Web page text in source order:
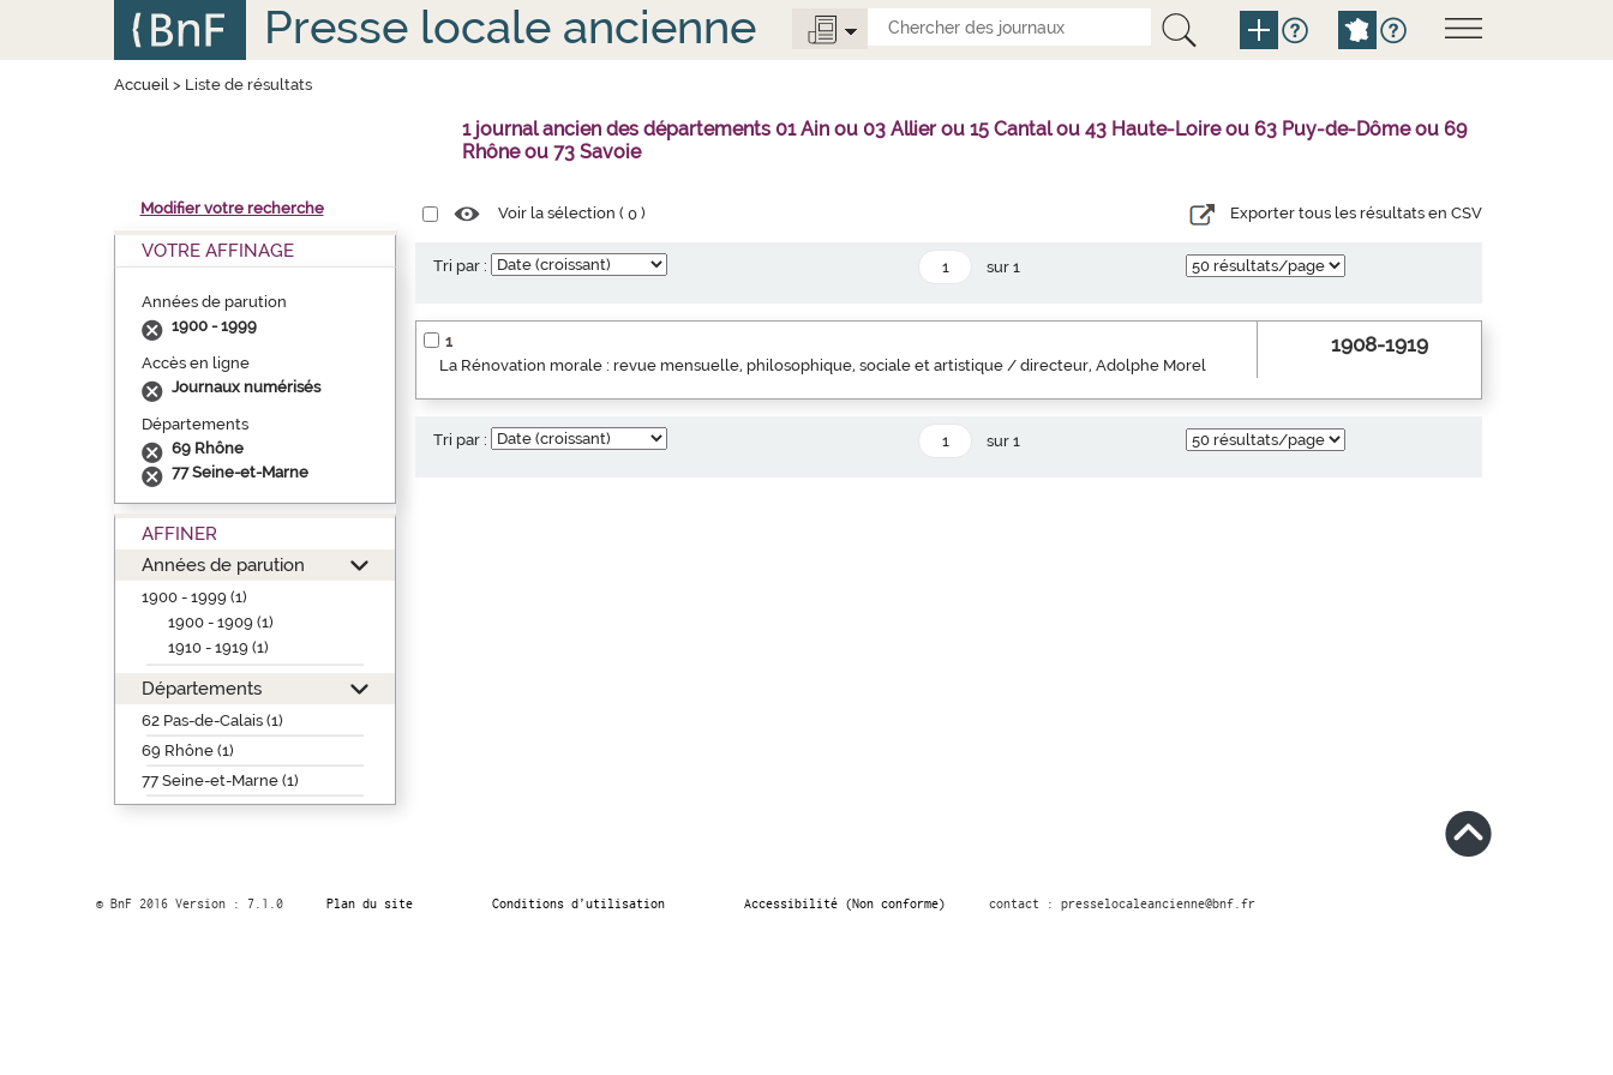
Presse locale ancienne
Accueil> Liste de résultats
1 journal ancien des départements 01 Ain ou 03 Allier ou 15 Cantal ou 43 Haute-Loire ou 63 Puy-de-Dôme ou 69
Rhône ou 73 Savoie
Modifier votre recherche
VOTRE AFFINAGE
Années de parution
1900 - 1999
Accès en ligne
Journaux numérisés
Départements
69 Rhône
77 Seine-et-Marne
AFFINER
Années de parution
1900 - 1999 (1)
1900 - 1909 (1)
1910 - 1919 (1)
Départements
62 Pas-de-Calais (1)
69 Rhône (1)
77 Seine-et-Marne (1)
Voir la sélection (0 ) Exporter tous les résultats en CSV
Tri par : sur 1
1
La Rénovation morale : revue mensuelle, philosophique, sociale et artistique / directeur, Adolphe Morel
1908-1919
Tri par : sur 1
© BnF 2016 Version : 7.1.0 Plan du site Conditions d’utilisation Accessibilité (Non conforme) contact : presselocaleancienne@bnf.fr
Panneau de gestion des cookies